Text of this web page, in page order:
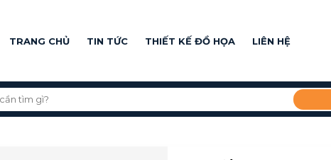
TRANG CHỦ TIN TỨC THIẾT KẾ ĐỒ HỌA LIÊN HỆ